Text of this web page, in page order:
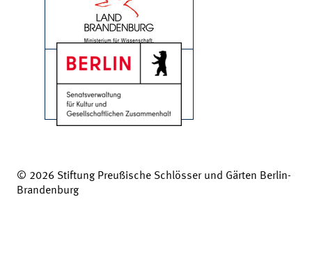
© 2026 Stiftung Preußische Schlösser und Gärten Berlin-
Brandenburg